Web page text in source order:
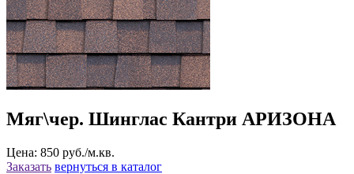
Мяг\чер. Шинглас Кантри АРИЗОНА
Цена: 850 руб./м.кв.
Заказать вернуться в каталог